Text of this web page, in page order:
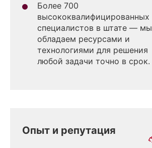
Более 700
высококвалифицированных
специалистов в штате — мы
обладаем ресурсами и
технологиями для решения
любой задачи точно в срок.
Опыт и репутация